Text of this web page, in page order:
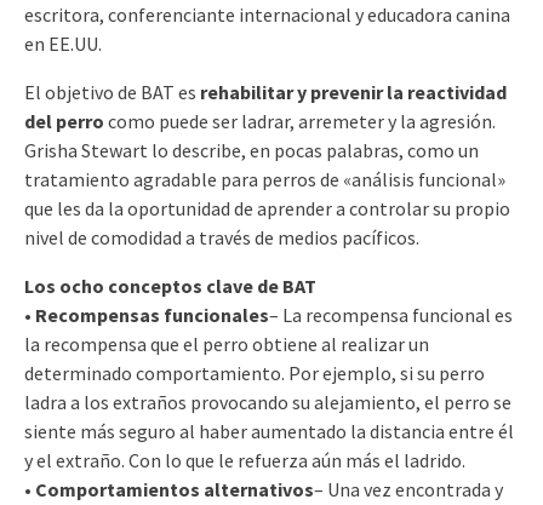
escritora, conferenciante internacional y educadora canina
en EE.UU.
El objetivo de BAT es rehabilitar y prevenir la reactividad
del perro como puede ser ladrar, arremeter y la agresión.
Grisha Stewart lo describe, en pocas palabras, como un
tratamiento agradable para perros de «análisis funcional»
que les da la oportunidad de aprender a controlar su propio
nivel de comodidad a través de medios pacíficos.
Los ocho conceptos clave de BAT
• Recompensas funcionales– La recompensa funcional es
la recompensa que el perro obtiene al realizar un
determinado comportamiento. Por ejemplo, si su perro
ladra a los extraños provocando su alejamiento, el perro se
siente más seguro al haber aumentado la distancia entre él
y el extraño. Con lo que le refuerza aún más el ladrido.
• Comportamientos alternativos– Una vez encontrada y